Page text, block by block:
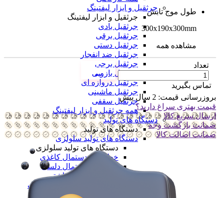
جرثقیل و ابزار لیفتینگ
جرثقیل و ابزار لیفتینگ
جرثقیل بادی
جرثقیل برقی
جرثقیل دستی
جرثقیل ضد انفجار
جرثقیل برجی
جرثقیل بازویی
جرثقیل دروازه ای
جرثقیل ماشینی
جرثقیل سقفی
همه جرثقیل و ابزار لیفتینگ
دستگاه های تولید
دستگاه های تولید
دستگاه های تولید سلولزی
دستگاه های تولید سلولزی
خط تولید دستمال کاغذی
خط تولید دستمال دلسی
خط تولید نوار بهداشتی
خط تولید لیوان یکبار مصرف
خط تولید لیوان دوجداره
طول موج تابش
300x190x300mm
مشاهده همه
تعداد
تماس بگیرید
بروزرسانی قیمت: 2 سال پیش
قیمت بهتری سراغ دارید؟
ارسال سریع کالا
ضمانت بازگشت وجه
ضمانت اضالت کالا